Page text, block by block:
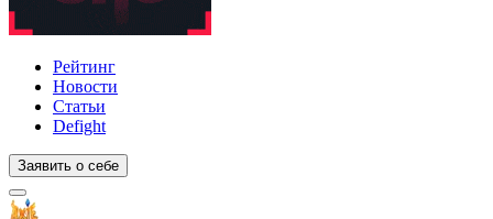
Рейтинг
Новости
Статьи
Defight
Заявить о себе